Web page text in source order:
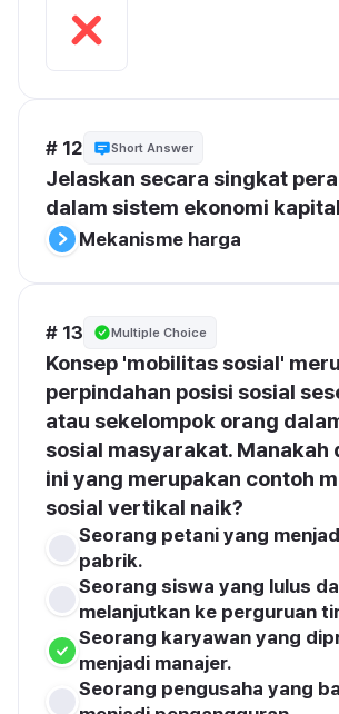
# 12 Short Answer
Jelaskan secara singkat
dalam sistem ekonomi
Mekanisme harga
# 13 Multiple Choice
Konsep 'mobilitas sosial'
perpindahan posisi sosial
atau sekelompok orang
sosial masyarakat. Manakah
ini yang merupakan contoh
sosial vertikal naik?
Seorang petani yang
pabrik.
Seorang siswa yang lulus
melanjutkan ke perguruan
Seorang karyawan yang
menjadi manajer.
Seorang pengusaha yang